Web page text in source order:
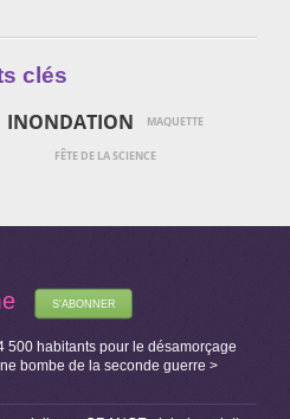
clés
INONDATION MAQUETTE
FÊTE DE LA SCIENCE
S'ABONNER
500 habitants pour le désamorçage
bombe de la seconde guerre >